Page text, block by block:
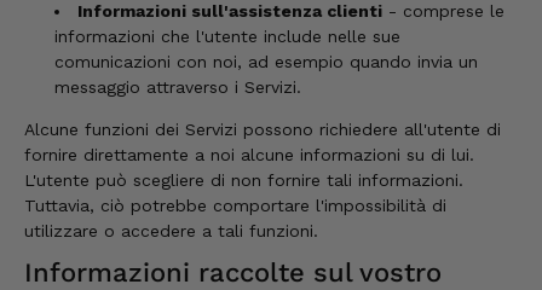
Informazioni sull'assistenza clienti - comprese le
informazioni che l'utente include nelle sue
comunicazioni con noi, ad esempio quando invia un
messaggio attraverso i Servizi.
Alcune funzioni dei Servizi possono richiedere all'utente di
fornire direttamente a noi alcune informazioni su di lui.
L'utente può scegliere di non fornire tali informazioni.
Tuttavia, ciò potrebbe comportare l'impossibilità di
utilizzare o accedere a tali funzioni.
Informazioni raccolte sul vostro